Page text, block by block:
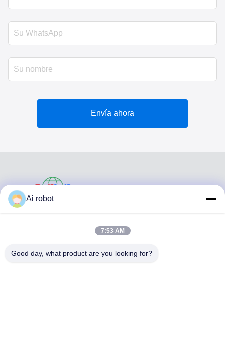
Envía ahora
VIVI DENTAI
Ai robot
7:53 AM
Good day, what product are you looking for?